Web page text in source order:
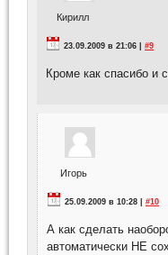
Кирилл
23.09.2009 в 21:06 | #9
Кроме как спасибо и
Игорь
25.09.2009 в 10:28 | #10
А как сделать
автоматически НЕ